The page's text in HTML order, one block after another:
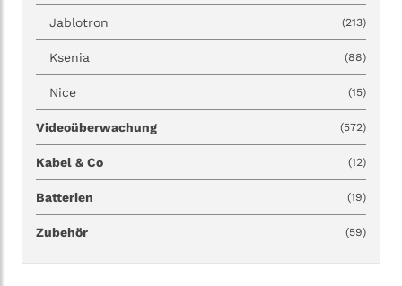
Jablotron (213)
Ksenia (88)
Nice (15)
Videoüberwachung (572)
Kabel & Co (12)
Batterien (19)
Zubehör (59)